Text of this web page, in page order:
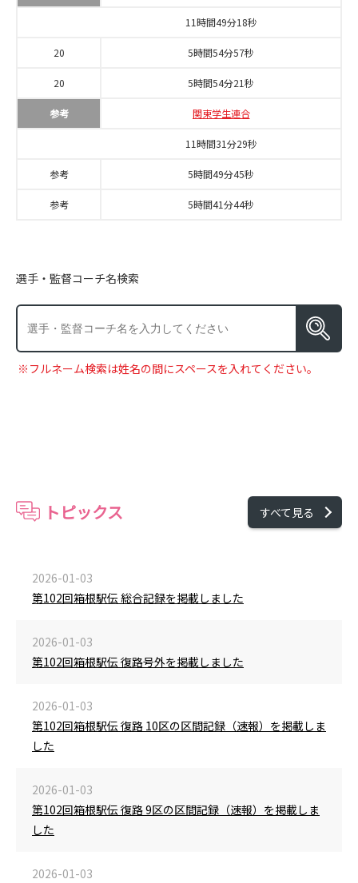
11時間49分18秒
20 5時間54分57秒
20 5時間54分21秒
参考 関東学生連合
11時間31分29秒
参考 5時間49分45秒
参考 5時間41分44秒
選手・監督コーチ名検索
※フルネーム検索は姓名の間にスペースを入れてください。
トピックス すべて見る
2026-01-03
第102回箱根駅伝 総合記録を掲載しました
2026-01-03
第102回箱根駅伝 復路号外を掲載しました
2026-01-03
第102回箱根駅伝 復路 10区の区間記録（速報）を掲載しま
した
2026-01-03
第102回箱根駅伝 復路 9区の区間記録（速報）を掲載しま
した
2026-01-03